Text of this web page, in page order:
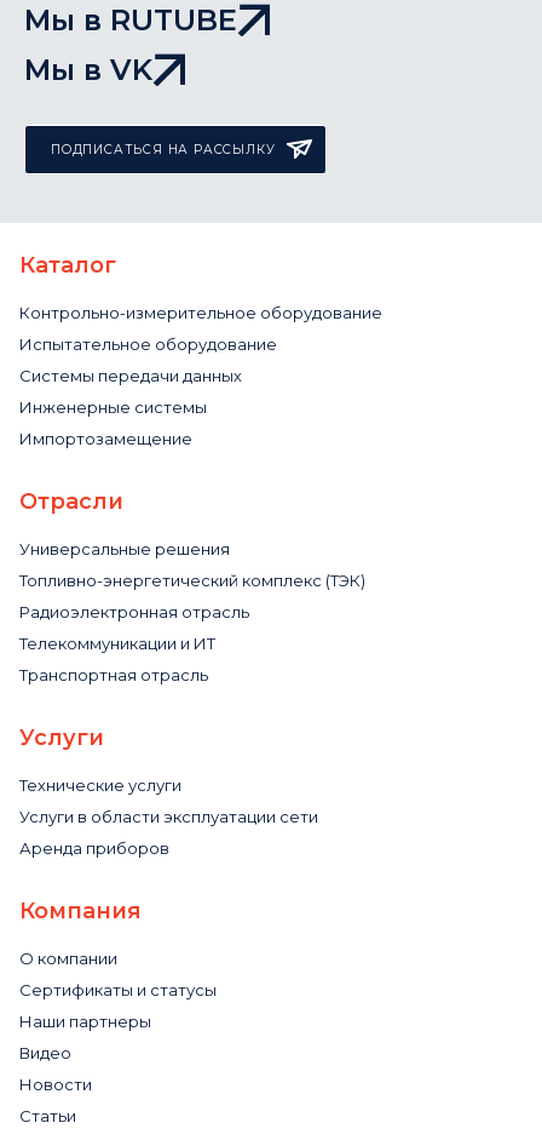
Мы в RUTUBE
Мы в VK
ПОДПИСАТЬСЯ НА РАССЫЛКУ
Каталог
Контрольно-измерительное оборудование
Испытательное оборудование
Системы передачи данных
Инженерные системы
Импортозамещение
Отрасли
Универсальные решения
Топливно-энергетический комплекс (ТЭК)
Радиоэлектронная отрасль
Телекоммуникации и ИТ
Транспортная отрасль
Услуги
Технические услуги
Услуги в области эксплуатации сети
Аренда приборов
Компания
О компании
Сертификаты и статусы
Наши партнеры
Видео
Новости
Статьи